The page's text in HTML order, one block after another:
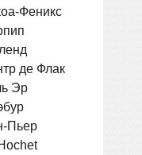
Феникс
де Флак
Эр
Пьер